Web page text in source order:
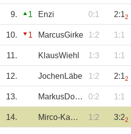
9. 1 Enzi 0:1 2:12
10. 1 MarcusGirke 1:2 1:1
11. KlausWiehl 1:3 1:1
12. JochenLäbe 1:2 2:12
13. MarkusDollfuss 0:2 1:1
14. Mirco-Kammerer 1:2 3:22